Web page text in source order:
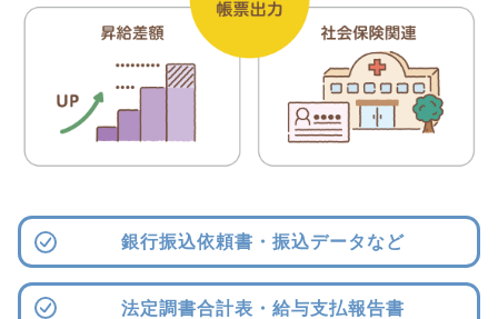
銀行振込依頼書・振込データなど
法定調書合計表・給与支払報告書